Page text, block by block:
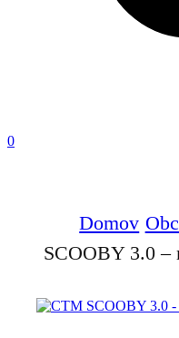
0
Domov
SCOOBY 3.0 –